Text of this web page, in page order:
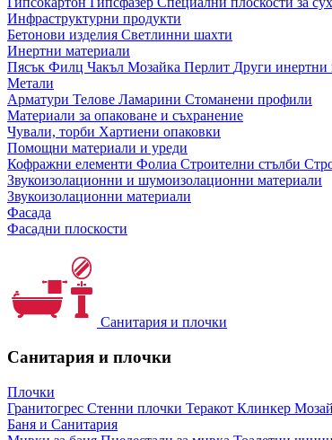
Инфраструктурни продукти
Бетонови изделия Светлинни шахти
Инертни материали
Пясък Филц Чакъл Мозайкa Перлит Други инертни
Метали
Арматури Телове Ламарини Стоманени профили
Материали за опаковане и съхранение
Чували, торби Хартиени опаковки
Помощни материали и уреди
Кофражни елементи Фолиа Строителни стълби
Звукоизолационни и шумоизолационни материали
Звукоизолационни материали
Фасада
Фасадни плоскости
Санитария и плочки
Санитария и плочки
Плочки
Гранитогрес Стенни плочки Теракот Клинкер
Баня и Санитария